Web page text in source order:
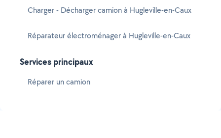
Charger - Décharger camion à Hugleville-en-Caux
Réparateur électroménager à Hugleville-en-Caux
Services principaux
Réparer un camion